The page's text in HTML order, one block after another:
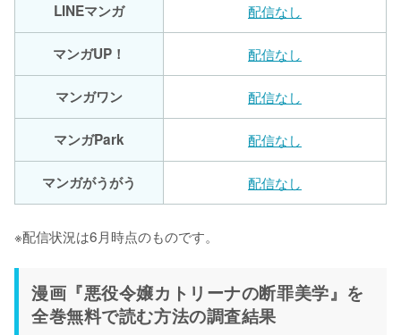
LINEマンガ 配信なし
マンガUP！ 配信なし
マンガワン 配信なし
マンガPark 配信なし
マンガがうがう 配信なし
※配信状況は6月時点のものです。
漫画『悪役令嬢カトリーナの断罪美学』を
全巻無料で読む方法の調査結果